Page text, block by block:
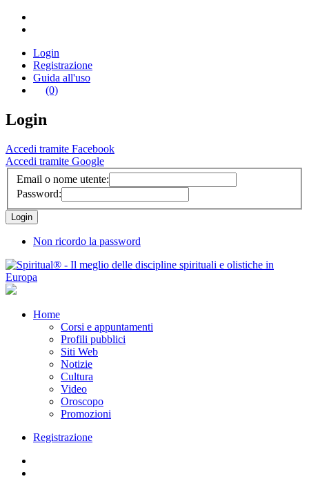
Login
Registrazione
Guida all'uso
(0)
Login
Accedi tramite Facebook
Accedi tramite Google
Email o nome utente:
Password:
Non ricordo la password
Home
Corsi e appuntamenti
Profili pubblici
Siti Web
Notizie
Cultura
Video
Oroscopo
Promozioni
Registrazione